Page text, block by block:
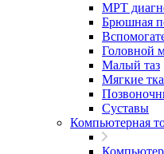
МРТ
Брюшная
Головной
Малый таз
Мягкие
Суставы
Компьютерная